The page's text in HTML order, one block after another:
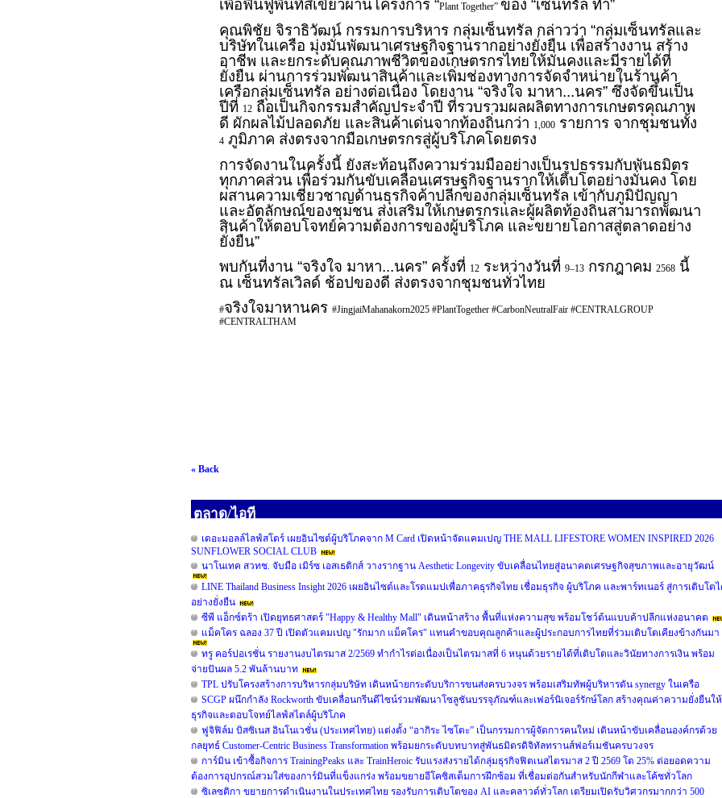
เพื่อฟื้นฟูพื้นที่สีเขียวผ่านโครงการ “Plant Together” ของ “เซ็นทรัล ทำ”
คุณพิชัย จิราธิวัฒน์ กรรมการบริหาร กลุ่มเซ็นทรัล กล่าวว่า “กลุ่มเซ็นทรัลและ
บริษัทในเครือ มุ่งมั่นพัฒนาเศรษฐกิจฐานรากอย่างยั่งยืน เพื่อสร้างงาน สร้าง
อาชีพ และยกระดับคุณภาพชีวิตของเกษตรกรไทยให้มั่นคงและมีรายได้ที่
ยั่งยืน ผ่านการร่วมพัฒนาสินค้าและเพิ่มช่องทางการจัดจำหน่ายในร้านค้า
เครือกลุ่มเซ็นทรัล อย่างต่อเนื่อง โดยงาน “จริงใจ มาหา...นคร” ซึ่งจัดขึ้นเป็น
ปีที่ 12 ถือเป็นกิจกรรมสำคัญประจำปี ที่รวบรวมผลผลิตทางการเกษตรคุณภาพ
ดี ผักผลไม้ปลอดภัย และสินค้าเด่นจากท้องถิ่นกว่า 1,000 รายการ จากชุมชนทั้ง
4 ภูมิภาค ส่งตรงจากมือเกษตรกรสู่ผู้บริโภคโดยตรง
การจัดงานในครั้งนี้ ยังสะท้อนถึงความร่วมมืออย่างเป็นรูปธรรมกับพันธมิตร
ทุกภาคส่วน เพื่อร่วมกันขับเคลื่อนเศรษฐกิจฐานรากให้เติบโตอย่างมั่นคง โดย
ผสานความเชี่ยวชาญด้านธุรกิจค้าปลีกของกลุ่มเซ็นทรัล เข้ากับภูมิปัญญา
และอัตลักษณ์ของชุมชน ส่งเสริมให้เกษตรกรและผู้ผลิตท้องถิ่นสามารถพัฒนา
สินค้าให้ตอบโจทย์ความต้องการของผู้บริโภค และขยายโอกาสสู่ตลาดอย่าง
ยั่งยืน”
พบกันที่งาน “จริงใจ มาหา...นคร” ครั้งที่ 12 ระหว่างวันที่ 9–13 กรกฎาคม 2568 นี้
ณ เซ็นทรัลเวิลด์ ช้อปของดี ส่งตรงจากชุมชนทั่วไทย
#จริงใจมาหานคร #JingjaiMahanakorn2025 #PlantTogether #CarbonNeutralFair #CENTRALGROUP
#CENTRALTHAM
« Back
ตลาด/ไอที
เดอะมอลล์ไลฟ์สโตร์ เผยอินไซต์ผู้บริโภคจาก M Card เปิดหน้าจัดแคมเปญ THE MALL LIFESTORE WOMEN INSPIRED 2026
SUNFLOWER SOCIAL CLUB
นาโนเทค สวทช. จับมือ เมิร์ซ เอสเธติกส์ วางรากฐาน Aesthetic Longevity ขับเคลื่อนไทยสู่อนาคตเศรษฐกิจสุขภาพและอายุวัฒน์
LINE Thailand Business Insight 2026 เผยอินไซต์และโรดแมปเพื่อภาคธุรกิจไทย เชื่อมธุรกิจ ผู้บริโภค และพาร์ทเนอร์ สู่การเติบโต
อย่างยั่งยืน
ซีพี แอ็กซ์ตร้า เปิดยุทธศาสตร์ "Happy & Healthy Mall" เดินหน้าสร้าง พื้นที่แห่งความสุข พร้อมโชว์ต้นแบบค้าปลีกแห่งอนาคต
แม็คโคร ฉลอง 37 ปี เปิดตัวแคมเปญ "รักมาก แม็คโคร" แทนคำขอบคุณลูกค้าและผู้ประกอบการไทยที่ร่วมเติบโตเคียงข้างกันมา
ทรู คอร์ปอเรชั่น รายงานงบไตรมาส 2/2569 ทำกำไรต่อเนื่องเป็นไตรมาสที่ 6 หนุนด้วยรายได้ที่เติบโตและวินัยทางการเงิน พร้อม
จ่ายปันผล 5.2 พันล้านบาท
TPL ปรับโครงสร้างการบริหารกลุ่มบริษัท เดินหน้ายกระดับบริการขนส่งครบวงจร พร้อมเสริมทัพผู้บริหารดัน synergy ในเครือ
SCGP ผนึกกำลัง Rockworth ขับเคลื่อนกรีนดีไซน์ร่วมพัฒนาโซลูชันบรรจุภัณฑ์และเฟอร์นิเจอร์รักษ์โลก สร้างคุณค่าความยั่งยืนให้
ธุรกิจและตอบโจทย์ไลฟ์สไตล์ผู้บริโภค
ฟูจิฟิล์ม บิสซิเนส อินโนเวชั่น (ประเทศไทย) แต่งตั้ง “อากิระ ไซโตะ” เป็นกรรมการผู้จัดการคนใหม่ เดินหน้าขับเคลื่อนองค์กรด้วย
กลยุทธ์ Customer-Centric Business Transformation พร้อมยกระดับบทบาทสู่พันธมิตรดิจิทัลทรานส์ฟอร์เมชันครบวงจร
การ์มิน เข้าซื้อกิจการ TrainingPeaks และ TrainHeroic รับแรงส่งรายได้กลุ่มธุรกิจฟิตเนสไตรมาส 2 ปี 2569 โต 25% ต่อยอดความ
ต้องการอุปกรณ์สวมใส่ของการ์มินที่แข็งแกร่ง พร้อมขยายอีโคซิสเต็มการฝึกซ้อม ที่เชื่อมต่อกันสำหรับนักกีฬาและโค้ชทั่วโลก
ซิเลซติกา ขยายการดำเนินงานในประเทศไทย รองรับการเติบโตของ AI และคลาวด์ทั่วโลก เตรียมเปิดรับวิศวกรมากกว่า 500